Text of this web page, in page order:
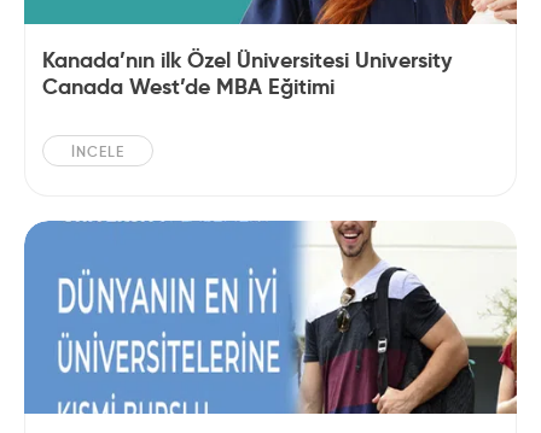
Kanada’nın ilk Özel Üniversitesi University
Canada West’de MBA Eğitimi
İNCELE